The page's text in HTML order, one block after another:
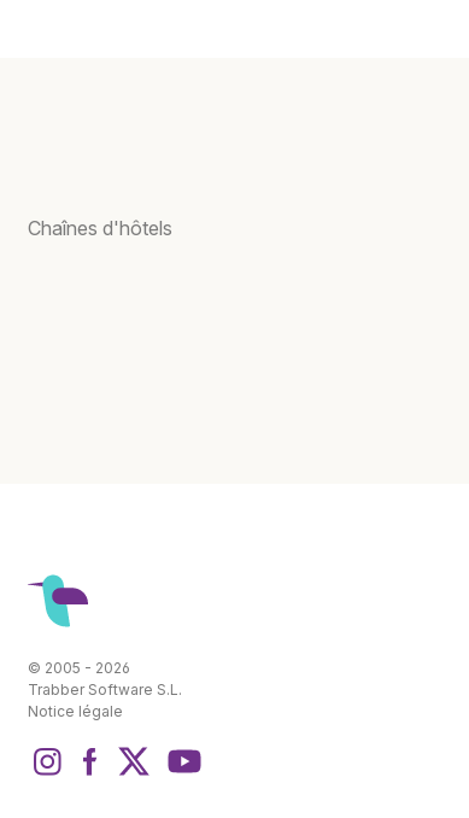
Chaînes d'hôtels
© 2005 - 2026
Trabber Software S.L.
Notice légale